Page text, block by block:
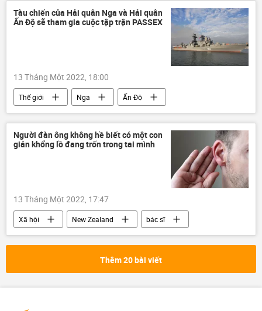
Trung Nguyên Coffee
Đặng Lê Nguyên Vũ
ly hôn
Tàu chiến của Hải quân Nga và Hải quân
Ấn Độ sẽ tham gia cuộc tập trận PASSEX
13 Tháng Một 2022, 18:00
Thế giới Nga
Ấn Độ
Hải quân Nga
cuộc tập trận
Quân sự
Người đàn ông không hề biết có một con
gián khổng lồ đang trốn trong tai mình
13 Tháng Một 2022, 17:47
Xã hội New Zealand
bác sĩ
con gián
Sức khoẻ
Thêm 20 bài viết